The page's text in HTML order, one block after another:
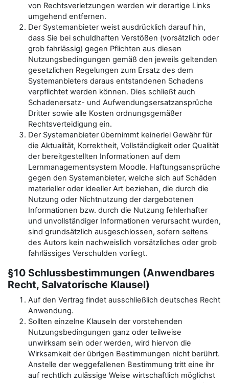
von Rechtsverletzungen werden wir derartige Links
umgehend entfernen.
Der Systemanbieter weist ausdrücklich darauf hin,
dass Sie bei schuldhaften Verstößen (vorsätzlich oder
grob fahrlässig) gegen Pflichten aus diesen
Nutzungsbedingungen gemäß den jeweils geltenden
gesetzlichen Regelungen zum Ersatz des dem
Systemanbieters daraus entstandenen Schadens
verpflichtet werden können. Dies schließt auch
Schadenersatz- und Aufwendungsersatzansprüche
Dritter sowie alle Kosten ordnungsgemäßer
Rechtsverteidigung ein.
Der Systemanbieter übernimmt keinerlei Gewähr für
die Aktualität, Korrektheit, Vollständigkeit oder Qualität
der bereitgestellten Informationen auf dem
Lernmanagementsystem Moodle. Haftungsansprüche
gegen den Systemanbieter, welche sich auf Schäden
materieller oder ideeller Art beziehen, die durch die
Nutzung oder Nichtnutzung der dargebotenen
Informationen bzw. durch die Nutzung fehlerhafter
und unvollständiger Informationen verursacht wurden,
sind grundsätzlich ausgeschlossen, sofern seitens
des Autors kein nachweislich vorsätzliches oder grob
fahrlässiges Verschulden vorliegt.
§10 Schlussbestimmungen (Anwendbares
Recht, Salvatorische Klausel)
Auf den Vertrag findet ausschließlich deutsches Recht
Anwendung.
Sollten einzelne Klauseln der vorstehenden
Nutzungsbedingungen ganz oder teilweise
unwirksam sein oder werden, wird hiervon die
Wirksamkeit der übrigen Bestimmungen nicht berührt.
Anstelle der weggefallenen Bestimmung tritt eine ihr
auf rechtlich zulässige Weise wirtschaftlich möglichst